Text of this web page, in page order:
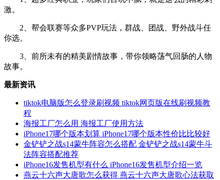
激。
2、帮会联赛等众多PVP玩法，群战、团战、野外战斗任
你选。
3、前所未有的精美剧情故事，带你领略荡气回肠的人物
故事。
最新资讯
tiktok电脑版怎么登录刷视频 tiktok网页版在线刷视频教
程
海报工厂怎么用 海报工厂使用方法
iPhone17哪个版本划算 iPhone17哪个版本性价比比较好
金铲铲之战s14蒙牛阵容怎么搭配 金铲铲之战s14蒙牛斗
法阵容搭配推荐
iPhone16发售机型有什么 iPhone16发售机型介绍一览
燕云十六声大唐歌怎么获得 燕云十六声大唐歌心法获取